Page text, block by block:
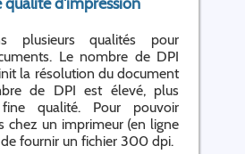
plusieurs qualités pour
Le nombre de DPI
la résolution du document
de DPI est élevé, plus
qualité. Pour pouvoir
chez un imprimeur (en ligne
fournir un fichier 300 dpi.